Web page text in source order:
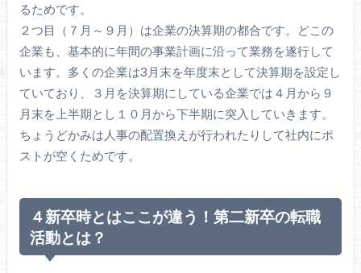
るためです。
２つ目（７月～９月）は企業の決算期の都合です。どこの
企業も、基本的に年間の事業計画に沿って業務を遂行して
います。多くの企業は3月末を年度末として決算期を設定し
ていており、３月を決算期にしている企業では４月から９
月末を上半期とし１０月から下半期に突入していきます。
ちょうどかみは人事の配置換えが行われたりして社内にポ
ストが空くためです。
４新卒時とはここが違う！第二新卒の転職
活動とは？